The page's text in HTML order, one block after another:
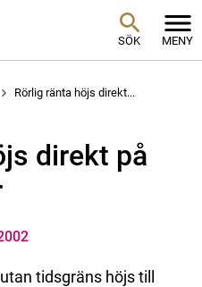
SÖK MENY
Rörlig ränta höjs direkt...
direkt på
tidsgräns höjs till